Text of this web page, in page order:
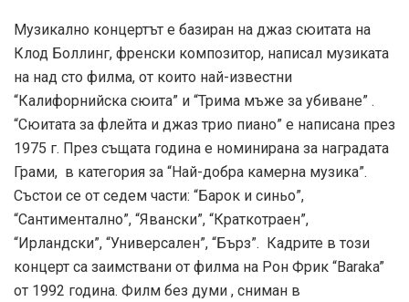
Музикално концертът е базиран на джаз сюитата на
Клод Боллинг, френски композитор, написал музиката
на над сто филма, от които най-известни
“Калифорнийска сюита” и “Трима мъже за убиване” .
“Сюитата за флейта и джаз трио пиано” е написана през
1975 г. През същата година е номинирана за наградата
Грами, в категория за “Най-добра камерна музика”.
Състои се от седем части: “Барок и синьо”,
“Сантиментално”, “Явански”, “Краткотраен”,
“Ирландски”, “Универсален”, “Бърз”. Кадрите в този
концерт са заимствани от филма на Рон Фрик “Baraka”
от 1992 година. Филм без думи , сниман в